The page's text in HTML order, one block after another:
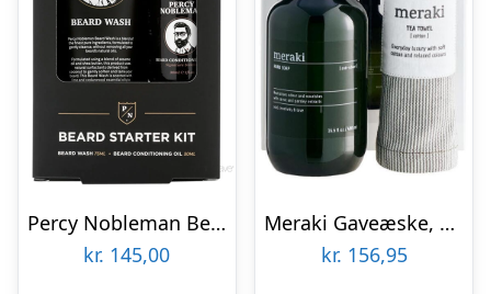
Percy Nobleman Beard Starter Kit
kr. 145,00
Meraki Gaveæske, Håndsæbe og Viskestykke, Kitchen Essentials
kr. 156,95